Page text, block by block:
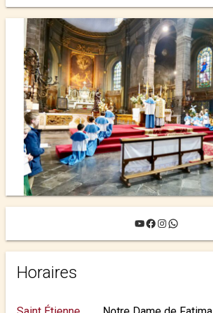
YouTube
Facebook
Instagram
WhatsApp
Horaires